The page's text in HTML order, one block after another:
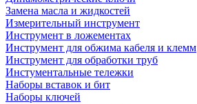
Замена масла и жидкостей
Измерительный инструмент
Инструмент в ложементах
Инструмент для обжима кабеля и клемм
Инструмент для обработки труб
Инстументальные тележки
Наборы вставок и бит
Наборы ключей